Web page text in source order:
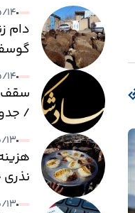
جستجو
کرد؟
سقف
/